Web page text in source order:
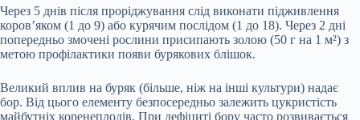
Через 5 днів після проріджування слід виконати підживлення
коров’яком (1 до 9) або курячим послідом (1 до 18). Через 2 дні
попередньо змочені рослини присипають золою (50 г на 1 м²) з
метою профілактики появи бурякових блішок.
Великий вплив на буряк (більше, ніж на інші культури) надає
бор. Від цього елементу безпосередньо залежить цукристість
майбутніх коренеплодів. При дефіциті бору часто розвивається